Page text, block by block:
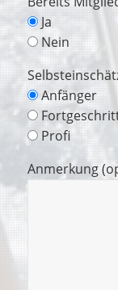
Ja
Nein
Anfänger
Profi
Anmerkung